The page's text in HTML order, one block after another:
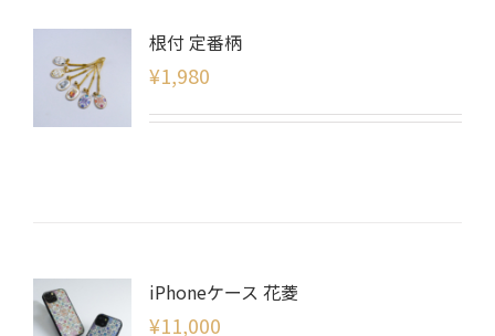
根付 定番柄
¥1,980
iPhoneケース 花菱
¥11,000